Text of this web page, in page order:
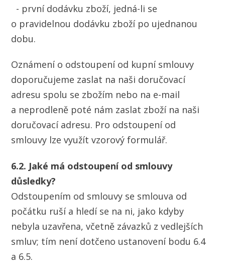
- první dodávku zboží, jedná-li se
o pravidelnou dodávku zboží po ujednanou
dobu.
Oznámení o odstoupení od kupní smlouvy
doporučujeme zaslat na naši doručovací
adresu spolu se zbožím nebo na e-mail
a neprodleně poté nám zaslat zboží na naši
doručovací adresu. Pro odstoupení od
smlouvy lze využít vzorový formulář.
6.2. Jaké má odstoupení od smlouvy
důsledky?
Odstoupením od smlouvy se smlouva od
počátku ruší a hledí se na ni, jako kdyby
nebyla uzavřena, včetně závazků z vedlejších
smluv; tím není dotčeno ustanovení bodu 6.4
a 6.5.